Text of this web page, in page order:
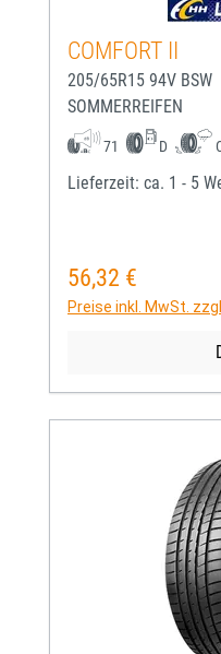
COMFORT II
205/65R15 94V BSW
SOMMERREIFEN
71 D
Lieferzeit: ca. 1 - 5
Regulärer Preis:
56,32 €
Preise inkl. MwSt.